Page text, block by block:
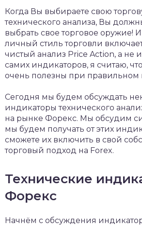
Когда Вы выбираете свою
технического анализа, Вы
выбрать свое торговое оружие!
личный стиль торговли
чистый анализ Price Action, а не
самих индикаторов, я считаю,
очень полезны при
Сегодня мы будем обсуждать
индикаторы технического
на рынке Форекс. Мы обсудим
мы будем получать от этих
сможете их включить в свой
торговый подход на Forex.
Технические
Форекс
Начнём с обсуждения